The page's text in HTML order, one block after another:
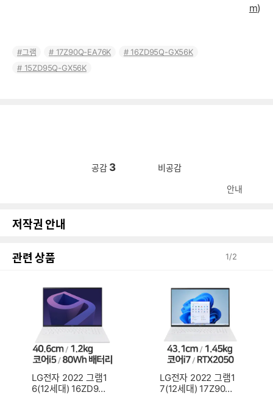
m)
그램 17Z90Q-EA76K
16ZD95Q-GX56K
15ZD95Q-GX56K
공감 3 비공감
안내
저작권 안내
관련 상품 1/2
LG전자 2022 그램1
6(12세대) 16ZD95
LG전자 2022 그램1
7(12세대) 17Z90Q